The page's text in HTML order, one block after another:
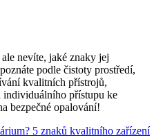
nevíte, jaké znaky jej
podle čistoty prostředí,
kvalitních přístrojů,
individuálního přístupu ke
bezpečné opalování!
5 znaků kvalitního zařízení